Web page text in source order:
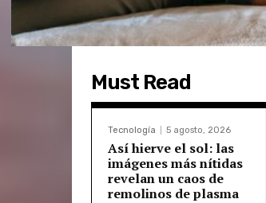
Must Read
Tecnología 5 agosto, 2026
Así hierve el sol: las
imágenes más nítidas
revelan un caos de
remolinos de plasma